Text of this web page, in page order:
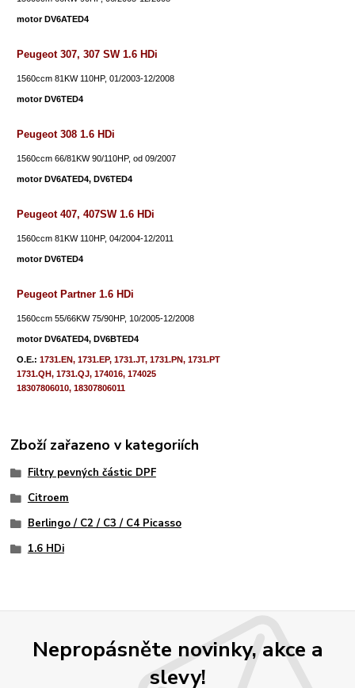
motor DV6ATED4
Peugeot 307, 307 SW 1.6 HDi
1560ccm 81KW 110HP, 01/2003-12/2008
motor DV6TED4
Peugeot 308 1.6 HDi
1560ccm 66/81KW 90/110HP, od 09/2007
motor DV6ATED4, DV6TED4
Peugeot 407, 407SW 1.6 HDi
1560ccm 81KW 110HP, 04/2004-12/2011
motor DV6TED4
Peugeot Partner 1.6 HDi
1560ccm 55/66KW 75/90HP, 10/2005-12/2008
motor DV6ATED4, DV6BTED4
O.E.:1731.EN, 1731.EP, 1731.JT, 1731.PN, 1731.PT
1731.QH, 1731.QJ, 174016, 174025
18307806010, 18307806011
Zboží zařazeno v kategoriích
Filtry pevných částic DPF
Citroem
Berlingo / C2 / C3 / C4 Picasso
1.6 HDi
Nepropásněte novinky, akce a
slevy!